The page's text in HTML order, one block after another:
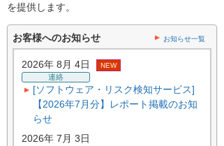
を提供します。
お客様へのお知らせ お知らせ一覧
2026年 8月 4日 NEW
連絡
[ソフトウェア・リスク検知サービス]
【2026年7月分】レポート掲載のお知
らせ
2026年 7月 3日